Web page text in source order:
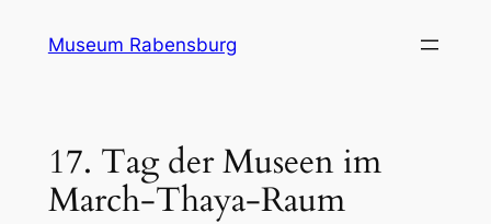
InhaltMuseum Rabensburg
17. Tag der Museen im
March-Thaya-Raum